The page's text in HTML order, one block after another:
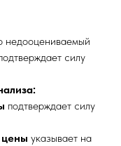
недооцениваемый
силу
подтверждает силу
указывает на